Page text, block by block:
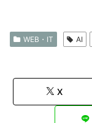
WEB・IT AI
X